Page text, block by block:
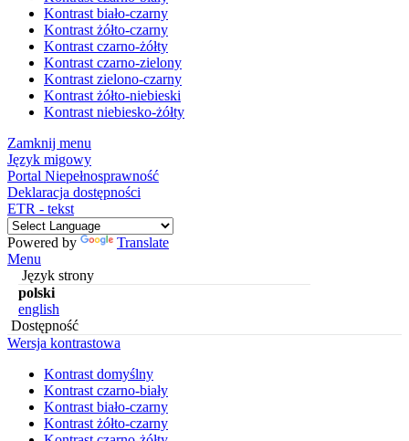
Kontrast biało-czarny
Kontrast żółto-czarny
Kontrast czarno-żółty
Kontrast czarno-zielony
Kontrast zielono-czarny
Kontrast żółto-niebieski
Kontrast niebiesko-żółty
Zamknij menu
Język migowy
Portal Niepełnosprawność
Deklaracja dostępności
ETR - tekst
Powered by
Translate
Menu
Język strony
polski
english
Dostępność
Wersja kontrastowa
Kontrast domyślny
Kontrast czarno-biały
Kontrast biało-czarny
Kontrast żółto-czarny